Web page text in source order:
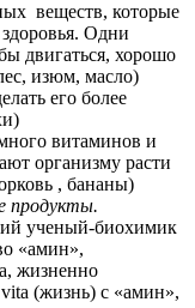
веществ, которые
Одни
двигаться, хорошо
изюм, масло)
его более
витаминов и
организму расти
, бананы)
продукты.
ученый-биохимик
«амин»,
жизненно
(жизнь) с «амин»,